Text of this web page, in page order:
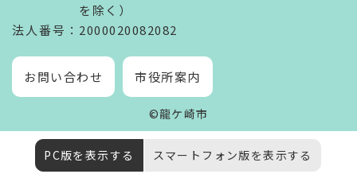
を除く）
法人番号 ：2000020082082
お問い合わせ 市役所案内
©龍ケ崎市
PC版を表示する スマートフォン版を表示する